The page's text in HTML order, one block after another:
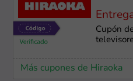
Cupón
Más cupones de Hiraoka